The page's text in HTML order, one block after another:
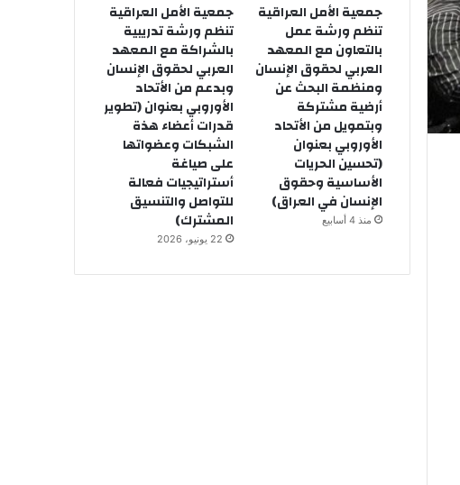
جمعية الأمل العراقية
تنظم ورشة عمل
بالتعاون مع المعهد
العربي لحقوق الإنسان
ومنظمة البحث عن
أرضية مشتركة
وبتمويل من الأتحاد
الأوروبي بعنوان
(تحسين الحريات
الأساسية وحقوق
الإنسان في العراق)
منذ 4 أسابيع
جمعية الأمل العراقية
تنظم ورشة تدريبية
بالشراكة مع المعهد
العربي لحقوق الإنسان
وبدعم من الأتحاد
الأوروبي بعنوان (تطوير
قدرات أعضاء هذة
الشبكات وعضواتها
على صياغة
أستراتيجيات فعالة
للتواصل والتنسيق
المشترك)
22 يونيو، 2026